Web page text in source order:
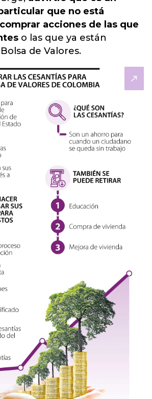
que no está
acciones de las que
o las que ya están
de Valores.